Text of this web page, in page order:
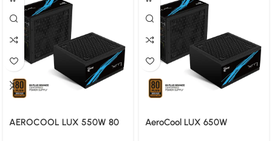
AEROCOOL LUX 550W 80
AeroCool LUX 650W